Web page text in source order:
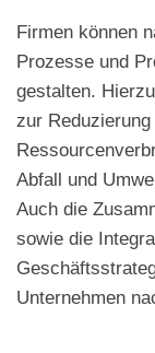
Firmen können
Prozesse und
gestalten.
zur
Abfall und
Auch die
sowie die
Unternehmen